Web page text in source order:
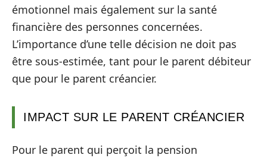
émotionnel mais également sur la santé
financière des personnes concernées.
L’importance d’une telle décision ne doit pas
être sous-estimée, tant pour le parent débiteur
que pour le parent créancier.
IMPACT SUR LE PARENT CRÉANCIER
Pour le parent qui perçoit la pension